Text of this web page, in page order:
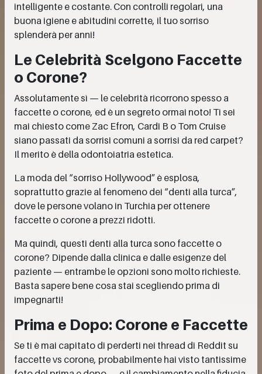
intelligente e costante. Con controlli regolari, una
buona igiene e abitudini corrette, il tuo sorriso
splenderà per anni!
Le Celebrità Scelgono Faccette
o Corone?
Assolutamente sì — le celebrità ricorrono spesso a
faccette o corone, ed è un segreto ormai noto! Ti sei
mai chiesto come Zac Efron, Cardi B o Tom Cruise
siano passati da sorrisi comuni a sorrisi da red carpet?
Il merito è della odontoiatria estetica.
La moda del “sorriso Hollywood” è esplosa,
soprattutto grazie al fenomeno dei “denti alla turca”,
dove le persone volano in Turchia per ottenere
faccette o corone a prezzi ridotti.
Ma quindi, questi denti alla turca sono faccette o
corone? Dipende dalla clinica e dalle esigenze del
paziente — entrambe le opzioni sono molto richieste.
Basta sapere bene cosa stai scegliendo prima di
impegnarti!
Prima e Dopo: Corone e Faccette
Se ti è mai capitato di perderti nei thread di Reddit su
faccette vs corone, probabilmente hai visto tantissime